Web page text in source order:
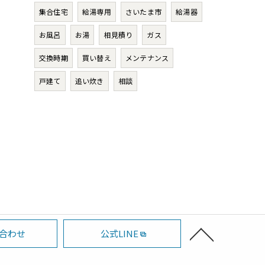
集合住宅 給湯専用 さいたま市 給湯器
お風呂 お湯 相見積り ガス
交換時期 買い替え メンテナンス
戸建て 追い炊き 相談
わせ 公式LINE